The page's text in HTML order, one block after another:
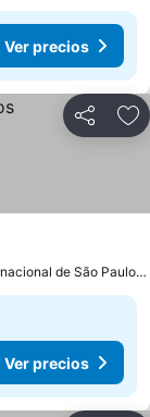
Ver precios
Compartir
a 10.9 km de: Aeropuerto Internacional de São Paulo-Guarulhos
Ver precios